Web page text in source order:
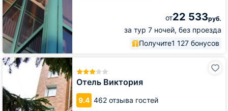
от22 533руб.
за тур 7 ночей, без проезда
Получите1 127 бонусов
Отель Виктория
9.4 462 отзыва гостей
Отель
Виктория